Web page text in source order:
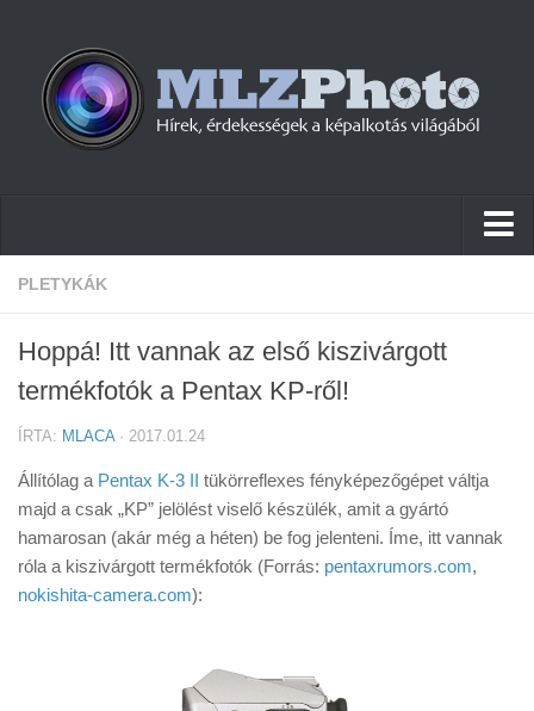
Hírek
Cikkek
Tudástár
Tanácsok
Érdekességek
PLETYKÁK
Hoppá! Itt vannak az első kiszivárgott
termékfotók a Pentax KP-ről!
ÍRTA: MLACA· 2017.01.24
Állítólag a Pentax K-3 II tükörreflexes fényképezőgépet váltja
majd a csak „KP” jelölést viselő készülék, amit a gyártó
hamarosan (akár még a héten) be fog jelenteni. Íme, itt vannak
róla a kiszivárgott termékfotók (Forrás: pentaxrumors.com,
nokishita-camera.com):